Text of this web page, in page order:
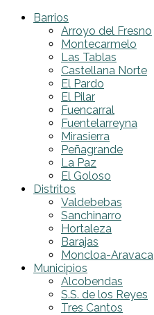
Barrios
Arroyo del Fresno
Montecarmelo
Las Tablas
Castellana Norte
El Pardo
El Pilar
Fuencarral
Fuentelarreyna
Mirasierra
Peñagrande
La Paz
El Goloso
Distritos
Valdebebas
Sanchinarro
Hortaleza
Barajas
Moncloa-Aravaca
Municipios
Alcobendas
S.S. de los Reyes
Tres Cantos